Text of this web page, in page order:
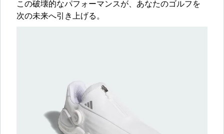
この破壊的なパフォーマンスが、あなたのゴルフを
次の未来へ引き上げる。